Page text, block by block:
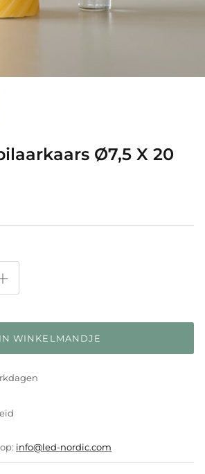
Ø7,5 X 20
IN WINKELMANDJE
info@led-nordic.com